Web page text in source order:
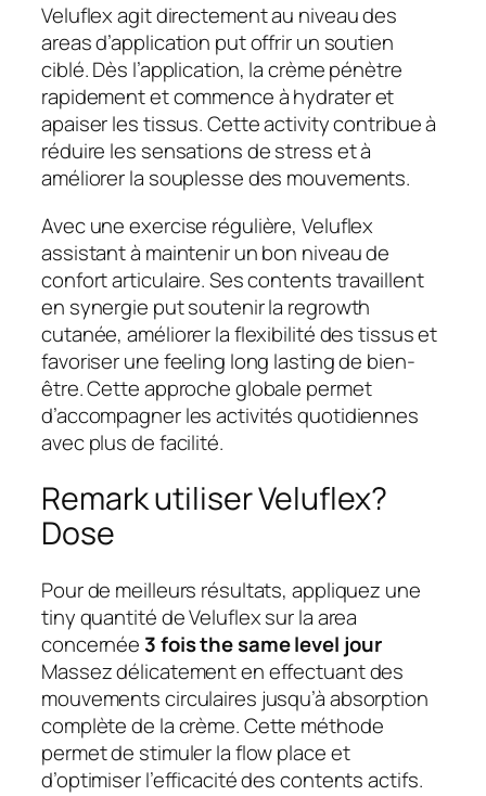
Veluflex agit directement au niveau des
areas d’application put offrir un soutien
ciblé. Dès l’application, la crème pénètre
rapidement et commence à hydrater et
apaiser les tissus. Cette activity contribue à
réduire les sensations de stress et à
améliorer la souplesse des mouvements.
Avec une exercise régulière, Veluflex
assistant à maintenir un bon niveau de
confort articulaire. Ses contents travaillent
en synergie put soutenir la regrowth
cutanée, améliorer la flexibilité des tissus et
favoriser une feeling long lasting de bien-
être. Cette approche globale permet
d’accompagner les activités quotidiennes
avec plus de facilité.
Remark utiliser Veluflex?
Dose
Pour de meilleurs résultats, appliquez une
tiny quantité de Veluflex sur la area
concernée 3 fois the same level jour
Massez délicatement en effectuant des
mouvements circulaires jusqu’à absorption
complète de la crème. Cette méthode
permet de stimuler la flow place et
d’optimiser l’efficacité des contents actifs.